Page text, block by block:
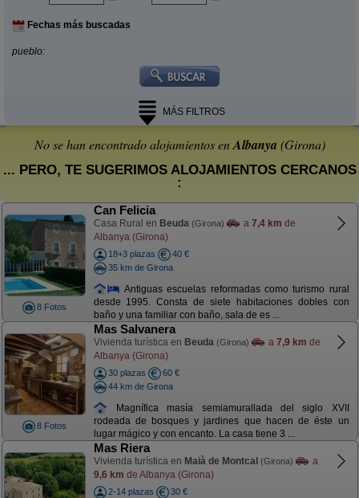
Fechas más buscadas
pueblo:
MÁS FILTROS
No se han encontrado alojamientos enAlbanya (Girona)
... PERO, TE SUGERIMOS ALOJAMIENTOS CERCANOS
:
8 Fotos
Can Felicia
Casa Rural en Beuda (Girona) a 7,4 km de
Albanya (Girona)
18+3 plazas
40 €
35 km de Girona
Antiguas escuelas reformadas como turismo rural
desde 1995. Consta de siete habitaciones dobles con
baño y una familiar con baño, sala de es ...
8 Fotos
Mas Salvanera
Vivienda turística en Beuda (Girona) a 7,9 km de
Albanya (Girona)
30 plazas
60 €
44 km de Girona
Magnífica masía semiamurallada del siglo XVII
rodeada de bosques y jardines que hacen de éste un
lugar mágico y con encanto. La casa tiene 3 ...
Mas Riera
Vivienda turística en Maià de Montcal (Girona)
a
9,6 km de Albanya (Girona)
2-14 plazas
30 €